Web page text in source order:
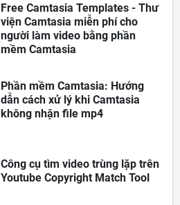
Free Camtasia Templates - Thư
viện Camtasia miễn phí cho
người làm video bằng phần
mềm Camtasia
Phần mềm Camtasia: Hướng
dẫn cách xử lý khi Camtasia
không nhận file mp4
Công cụ tìm video trùng lặp trên
Youtube Copyright Match Tool